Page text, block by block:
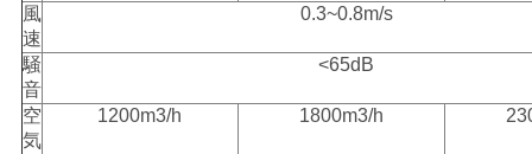
地
図
風
速
0.3~0.8m/s
騒
音
<65dB
空
気
1200m3/h 1800m3/h